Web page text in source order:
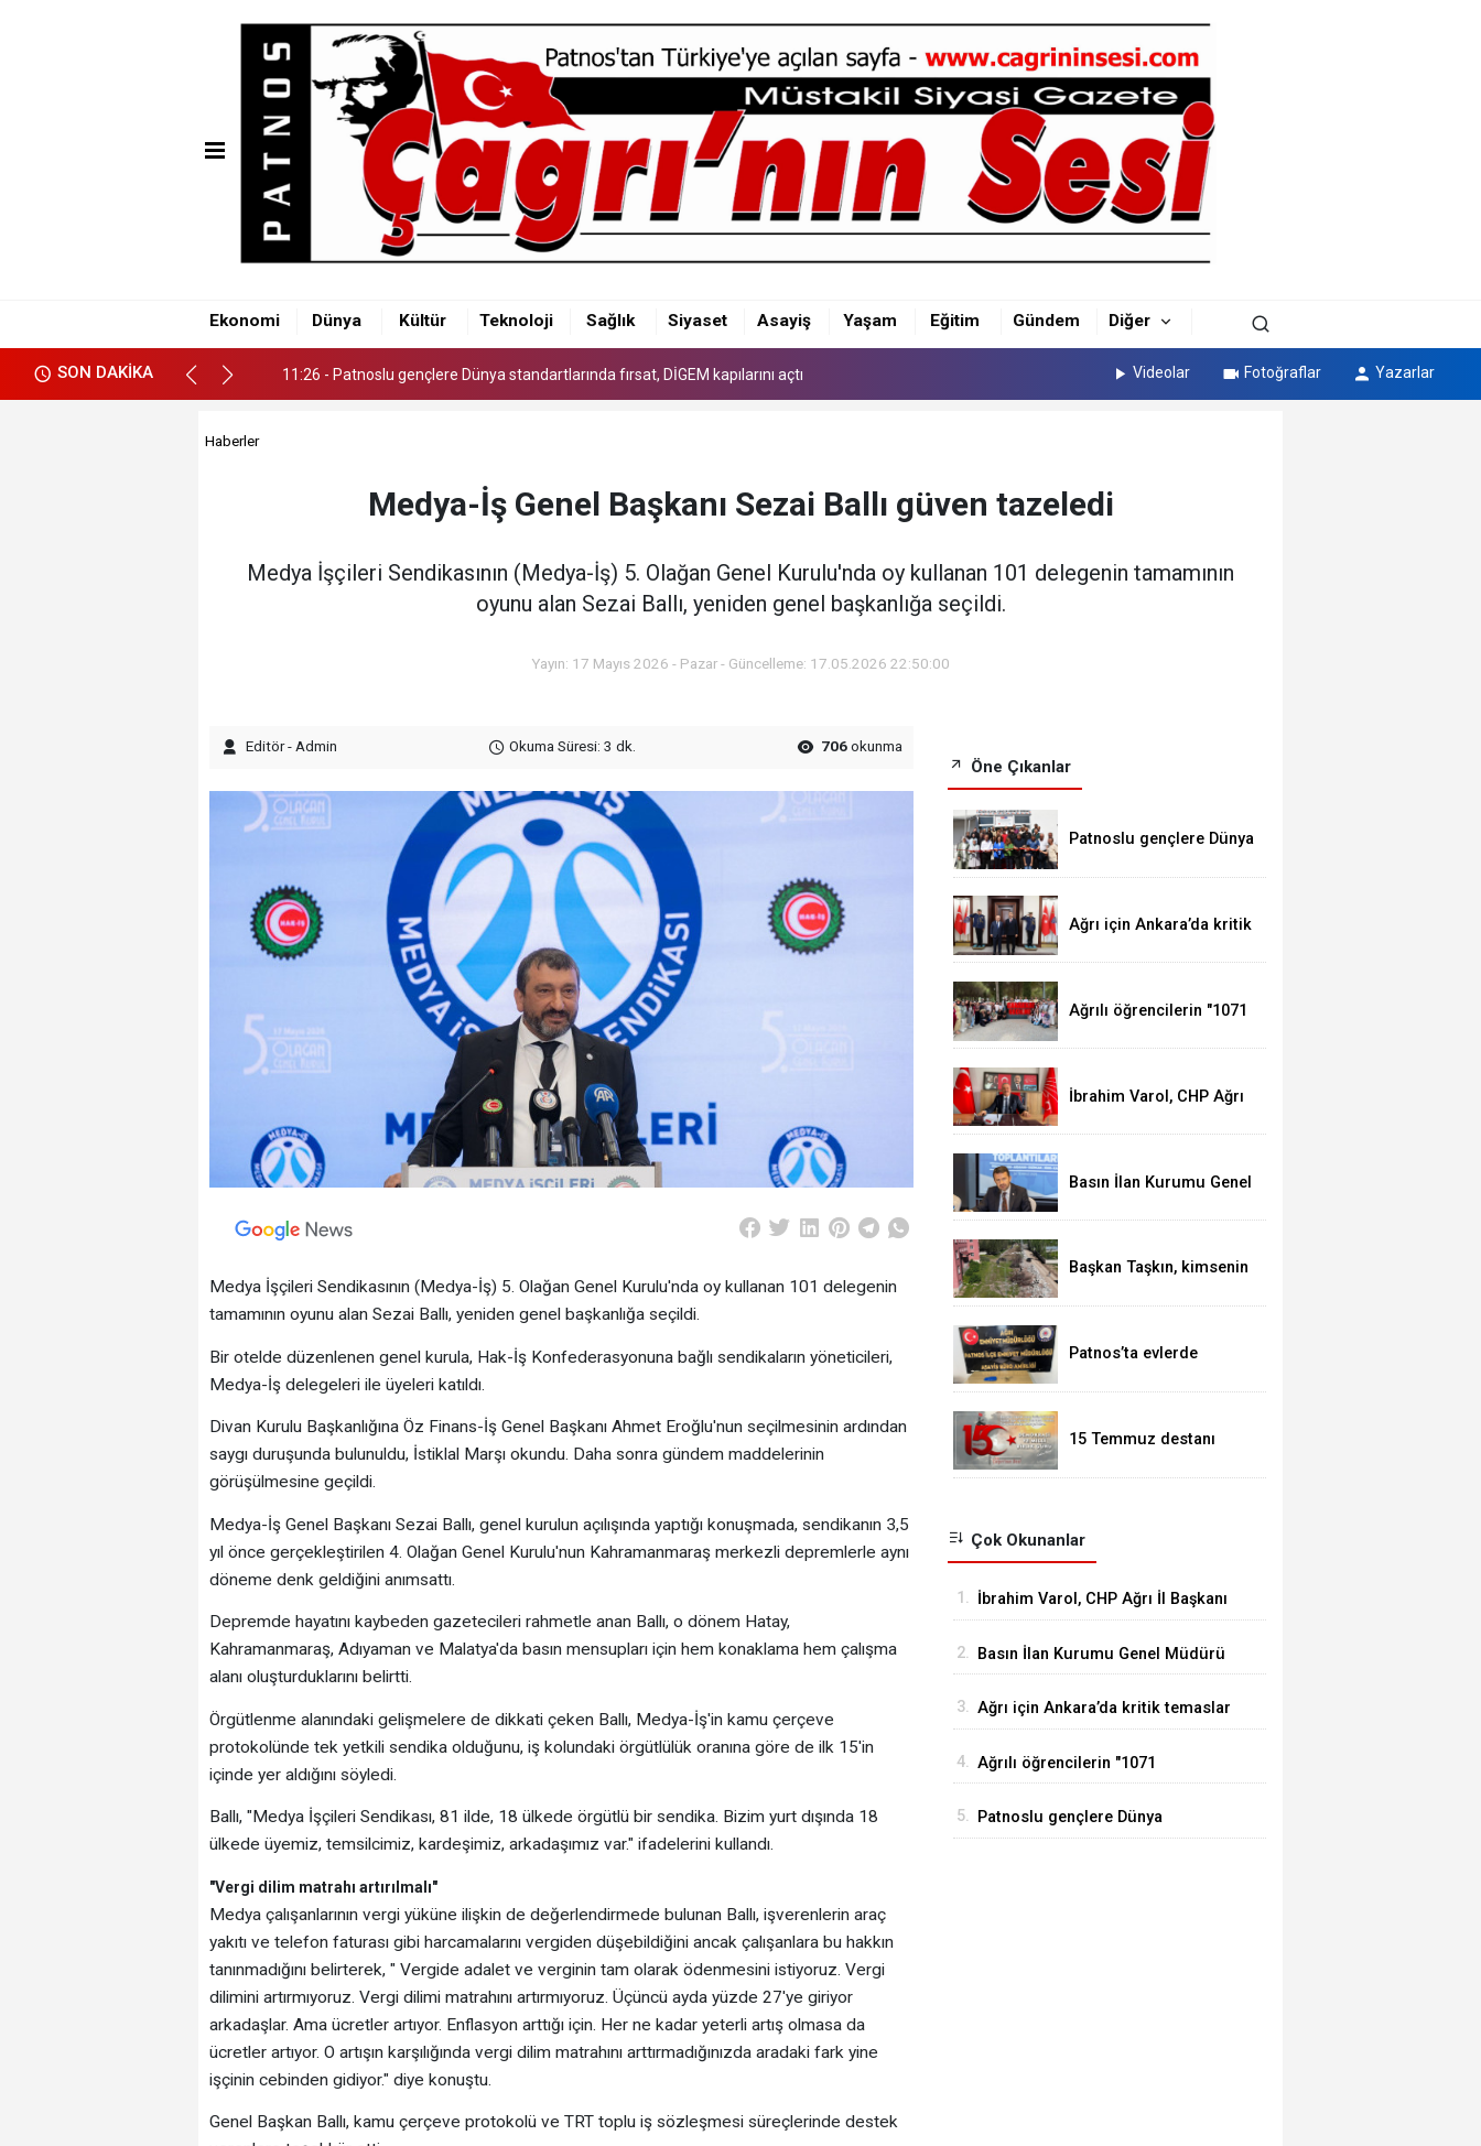
Ekonomi Dünya Kültür Teknoloji Sağlık Siyaset Asayiş Yaşam Eğitim Gündem Diğer
SON DAKİKA
11:26 - Patnoslu gençlere Dünya standartlarında fırsat, DİGEM kapılarını açtı
11:26 - Patnoslu gençlere Dünya standartlarında fırsat, DİGEM kapılarını açtı Videolar Fotoğraflar Yazarlar
Haberler
Medya-İş Genel Başkanı Sezai Ballı güven tazeledi
Medya İşçileri Sendikasının (Medya-İş) 5. Olağan Genel Kurulu'nda oy kullanan 101 delegenin tamamının
oyunu alan Sezai Ballı, yeniden genel başkanlığa seçildi.
Yayın: 17 Mayıs 2026 - Pazar - Güncelleme: 17.05.2026 22:50:00
Editör - Admin Okuma Süresi: 3 dk. 706okunma
Medya İşçileri Sendikasının (Medya-İş) 5. Olağan Genel Kurulu'nda oy kullanan 101 delegenin
tamamının oyunu alan Sezai Ballı, yeniden genel başkanlığa seçildi.
Bir otelde düzenlenen genel kurula, Hak-İş Konfederasyonuna bağlı sendikaların yöneticileri,
Medya-İş delegeleri ile üyeleri katıldı.
Divan Kurulu Başkanlığına Öz Finans-İş Genel Başkanı Ahmet Eroğlu'nun seçilmesinin ardından
saygı duruşunda bulunuldu, İstiklal Marşı okundu. Daha sonra gündem maddelerinin
görüşülmesine geçildi.
Medya-İş Genel Başkanı Sezai Ballı, genel kurulun açılışında yaptığı konuşmada, sendikanın 3,5
yıl önce gerçekleştirilen 4. Olağan Genel Kurulu'nun Kahramanmaraş merkezli depremlerle aynı
döneme denk geldiğini anımsattı.
Depremde hayatını kaybeden gazetecileri rahmetle anan Ballı, o dönem Hatay,
Kahramanmaraş, Adıyaman ve Malatya'da basın mensupları için hem konaklama hem çalışma
alanı oluşturduklarını belirtti.
Örgütlenme alanındaki gelişmelere de dikkati çeken Ballı, Medya-İş'in kamu çerçeve
protokolünde tek yetkili sendika olduğunu, iş kolundaki örgütlülük oranına göre de ilk 15'in
içinde yer aldığını söyledi.
Ballı, "Medya İşçileri Sendikası, 81 ilde, 18 ülkede örgütlü bir sendika. Bizim yurt dışında 18
ülkede üyemiz, temsilcimiz, kardeşimiz, arkadaşımız var." ifadelerini kullandı.
"Vergi dilim matrahı artırılmalı"
Medya çalışanlarının vergi yüküne ilişkin de değerlendirmede bulunan Ballı, işverenlerin araç
yakıtı ve telefon faturası gibi harcamalarını vergiden düşebildiğini ancak çalışanlara bu hakkın
tanınmadığını belirterek, " Vergide adalet ve verginin tam olarak ödenmesini istiyoruz. Vergi
dilimini artırmıyoruz. Vergi dilimi matrahını artırmıyoruz. Üçüncü ayda yüzde 27'ye giriyor
arkadaşlar. Ama ücretler artıyor. Enflasyon arttığı için. Her ne kadar yeterli artış olmasa da
ücretler artıyor. O artışın karşılığında vergi dilim matrahını arttırmadığınızda aradaki fark yine
işçinin cebinden gidiyor." diye konuştu.
Genel Başkan Ballı, kamu çerçeve protokolü ve TRT toplu iş sözleşmesi süreçlerinde destek
Öne Çıkanlar
Patnoslu gençlere Dünya
DİGEM kapılarını açtı
Ağrı için Ankara’da kritik
Ağrılı öğrencilerin "1071
Yüzyılı Vizyonuna"
sürüyor
İbrahim Varol, CHP Ağrı
görevine başladı
Basın İlan Kurumu Genel
gazetecilerle bir araya
Başkan Taşkın, kimsenin
etmeye hakkı yok
Patnos’ta evlerde
suçüstü yakalandı
15 Temmuz destanı
Çok Okunanlar
1. İbrahim Varol, CHP Ağrı İl Başkanı
2. Basın İlan Kurumu Genel Müdürü
araya geldi
3. Ağrı için Ankara’da kritik temaslar
4. Ağrılı öğrencilerin "1071
Vizyonuna" eğitim yolculuğu
5. Patnoslu gençlere Dünya